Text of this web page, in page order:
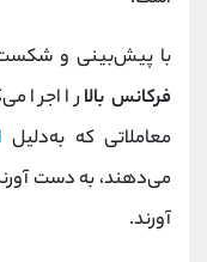
با پیش‌بینی و شکست
فرکانس بالا را اجرا
معاملاتی که به‌دلیل
می‌دهند، به دست
آورند.